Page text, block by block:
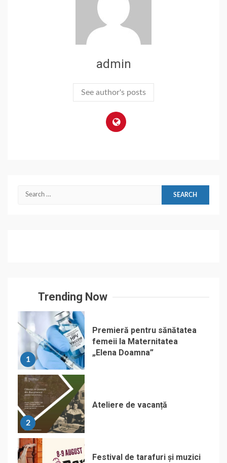
admin
See author's posts
Search
Trending Now
1
Premieră pentru sănătatea
femeii la Maternitatea
„Elena Doamna”
2
Ateliere de vacanță
Festival de tarafuri și muzici